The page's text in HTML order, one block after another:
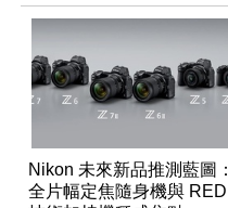
Nikon 未來新品推測藍圖：
全片幅定焦隨身機與 RED